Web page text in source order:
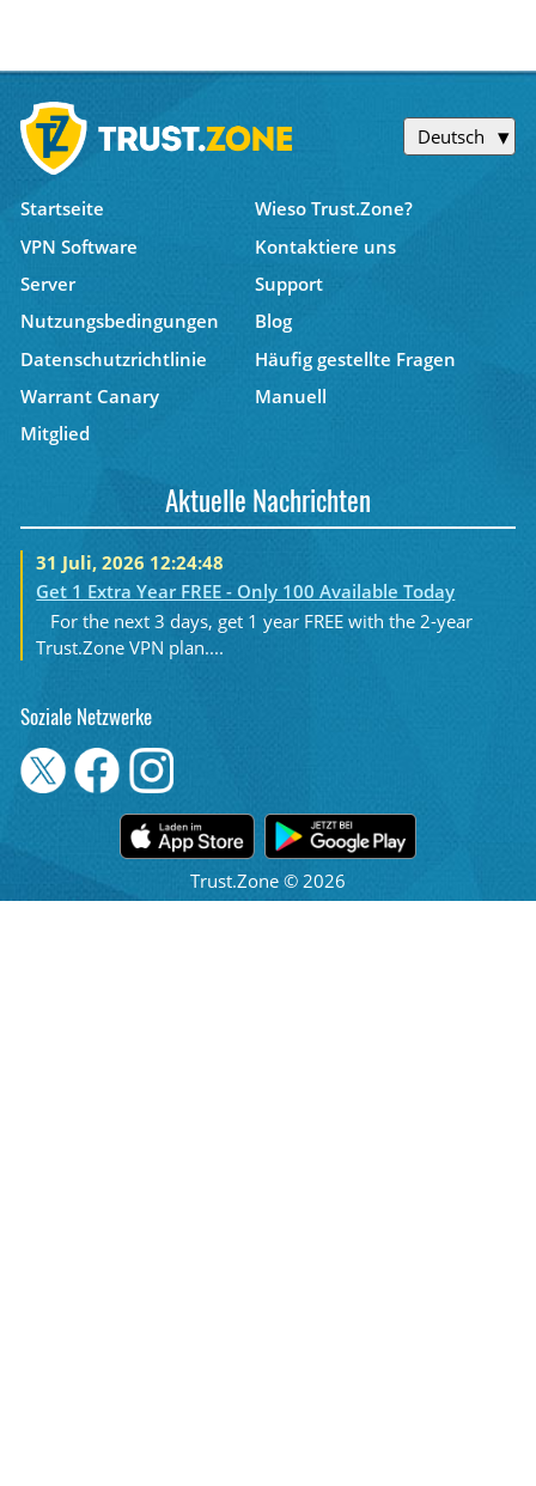
Deutsch
Startseite
Wieso Trust.Zone?
VPN Software
Kontaktiere uns
Server
Support
Nutzungsbedingungen
Blog
Datenschutzrichtlinie
Häufig gestellte Fragen
Warrant Canary
Manuell
Mitglied
Aktuelle Nachrichten
31 Juli, 2026 12:24:48
Get 1 Extra Year FREE - Only 100 Available Today
For the next 3 days, get 1 year FREE with the 2-year
Trust.Zone VPN plan....
Soziale Netzwerke
Trust.Zone © 2026